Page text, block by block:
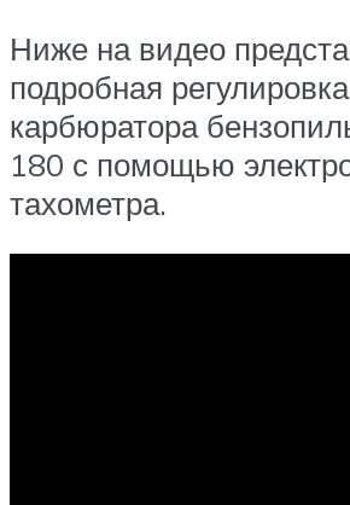
Ниже на видео
подробная регулировка
карбюратора
180 с помощью
тахометра.